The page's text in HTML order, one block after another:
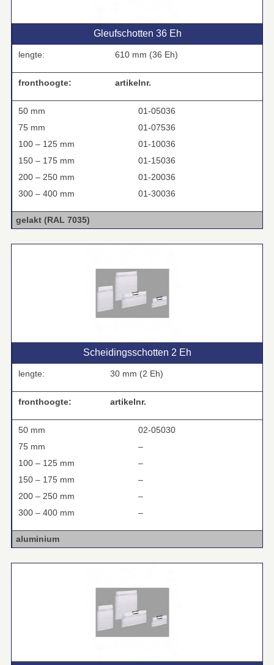
Gleufschotten 36 Eh
lengte: 610 mm (36 Eh)
fronthoogte: artikelnr.
50 mm
01-05036
75 mm
01-07536
100 – 125 mm
01-10036
150 – 175 mm
01-15036
200 – 250 mm
01-20036
300 – 400 mm
01-30036
gelakt (RAL 7035)
Scheidingsschotten 2 Eh
lengte: 30 mm (2 Eh)
fronthoogte: artikelnr.
50 mm
02-05030
75 mm
–
100 – 125 mm
–
150 – 175 mm
–
200 – 250 mm
–
300 – 400 mm
–
aluminium